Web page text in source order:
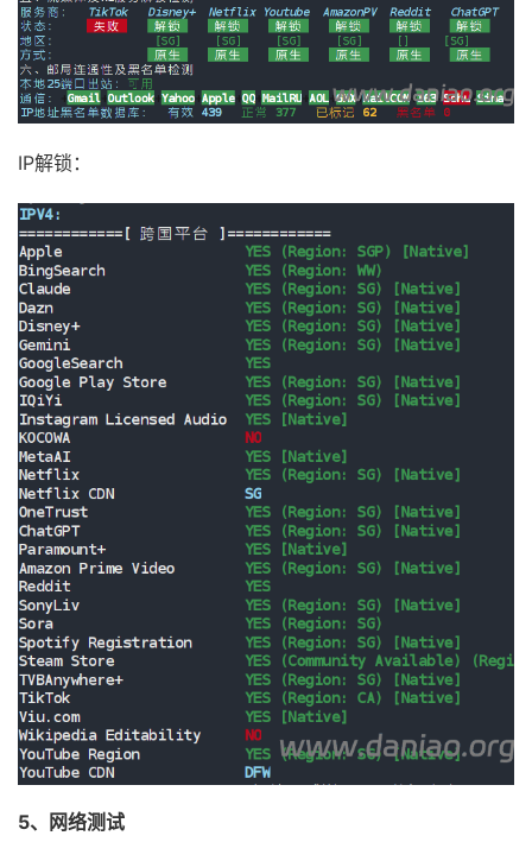
IP解锁：
5、网络测试